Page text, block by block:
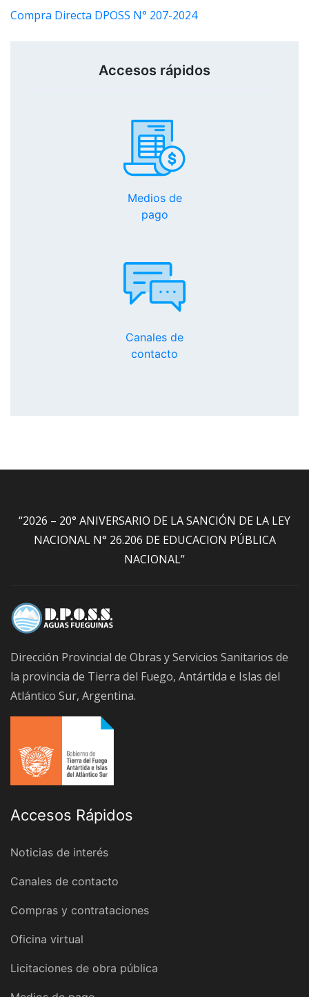
Compra Directa DPOSS N° 207-2024
Accesos rápidos
Medios de
pago
Canales de
contacto
“2026 – 20° ANIVERSARIO DE LA SANCIÓN DE LA LEY
NACIONAL N° 26.206 DE EDUCACION PÚBLICA
NACIONAL”
Dirección Provincial de Obras y Servicios Sanitarios de
la provincia de Tierra del Fuego, Antártida e Islas del
Atlántico Sur, Argentina.
Accesos Rápidos
Noticias de interés
Canales de contacto
Compras y contrataciones
Oficina virtual
Licitaciones de obra pública